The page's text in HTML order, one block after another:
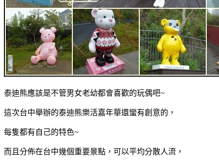
泰迪熊應該是不管男女老幼都會喜歡的玩偶吧~
這次台中舉辦的泰迪熊樂活嘉年華還蠻有創意的，
每隻都有自己的特色~
而且分佈在台中幾個重要景點，可以平均分散人流，